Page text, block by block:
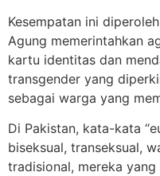
Kesempatan ini
Agung memerintahkan
kartu identitas dan
transgender yang
sebagai warga yang
Di Pakistan, kata-kata
biseksual, transeksual,
tradisional, mereka